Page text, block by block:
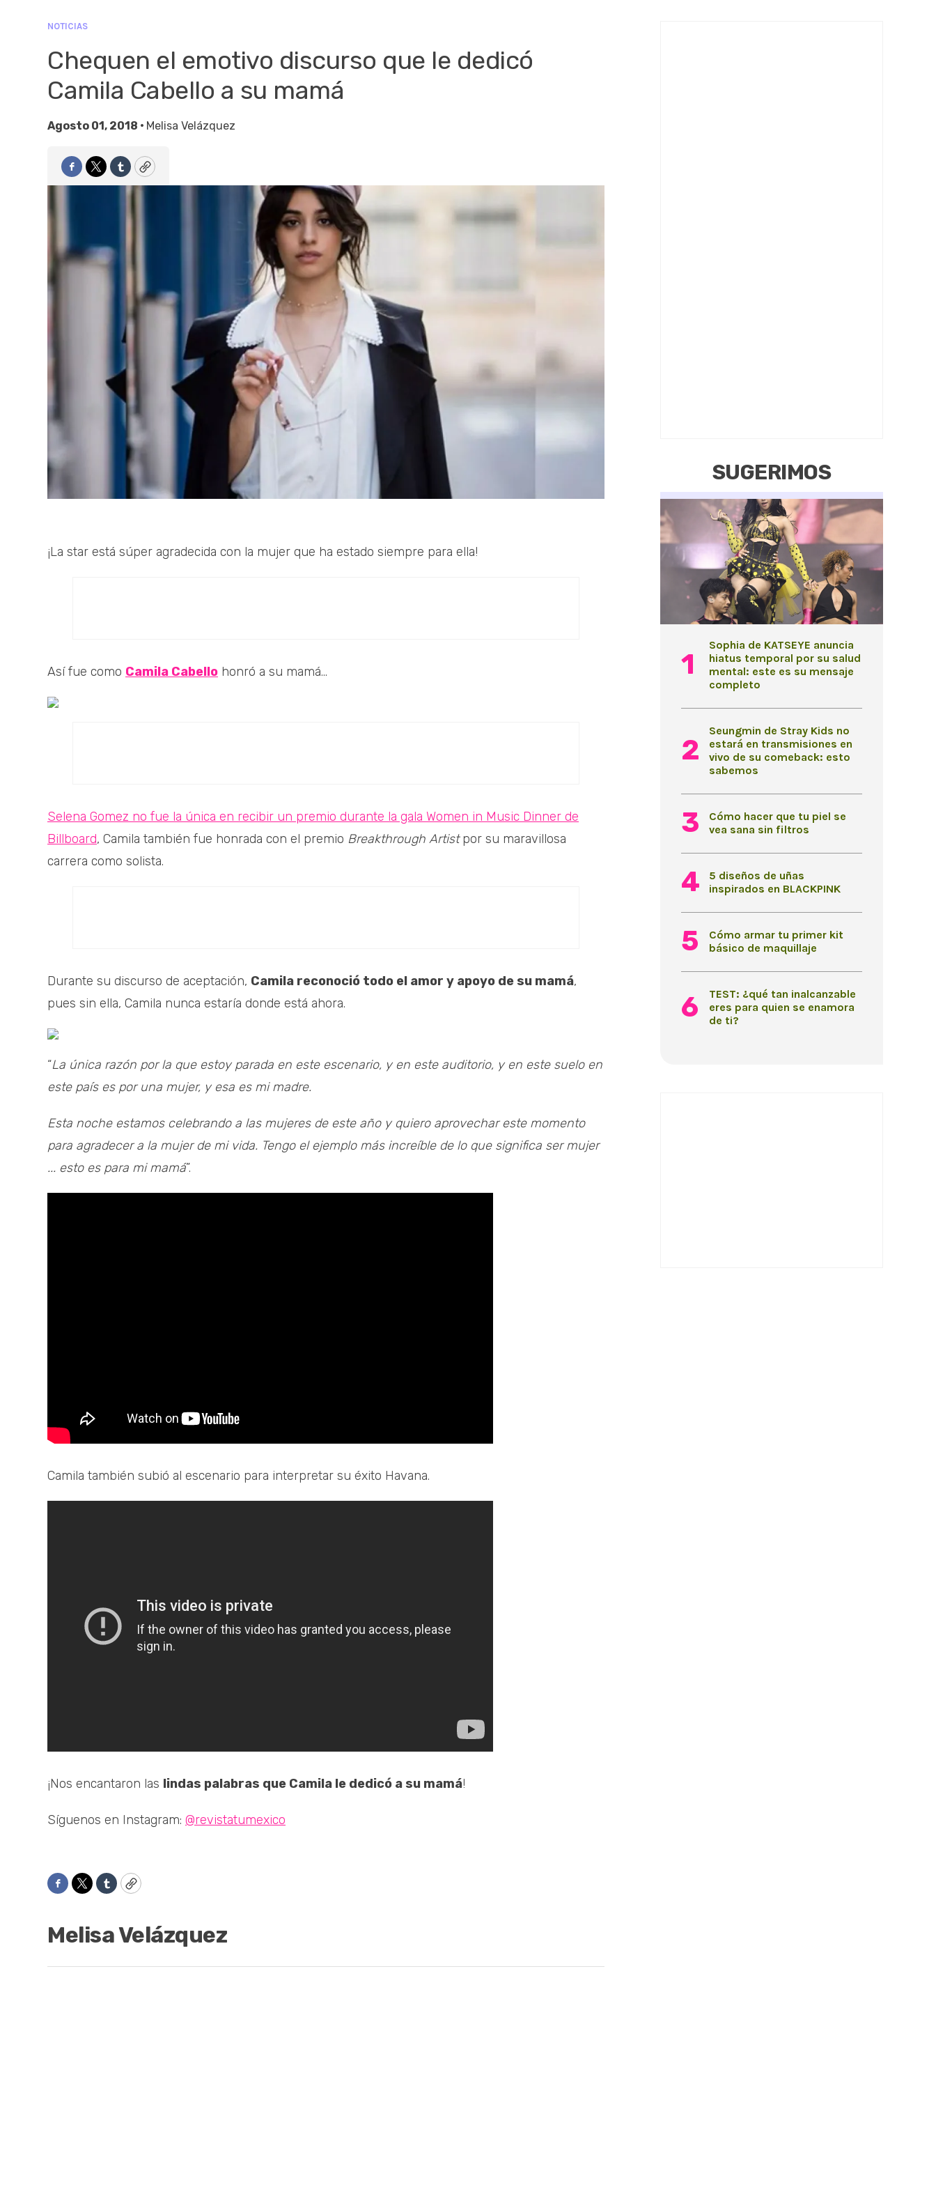
NOTICIAS
Chequen el emotivo discurso que le dedicó
Camila Cabello a su mamá
Agosto 01, 2018 • Melisa Velázquez
Facebook
TwitterTumblrCopy
¡La star está súper agradecida con la mujer que ha estado siempre para ella!
Así fue como Camila Cabello honró a su mamá...
Selena Gomez no fue la única en recibir un premio durante la gala Women in Music Dinner de
Billboard, Camila también fue honrada con el premio Breakthrough Artistpor su maravillosa
carrera como solista.
Durante su discurso de aceptación, Camila reconoció todo el amor y apoyo de su mamá,
pues sin ella, Camila nunca estaría donde está ahora.
“La única razón por la que estoy parada en este escenario, y en este auditorio, y en este suelo en
este país es por una mujer, y esa es mi madre.
Esta noche estamos celebrando a las mujeres de este año y quiero aprovechar este momento
para agradecer a la mujer de mi vida. Tengo el ejemplo más increíble de lo que significa ser mujer
... esto es para mi mamá”.
Camila también subió al escenario para interpretar su éxito Havana.
¡Nos encantaron las lindas palabras que Camila le dedicó a su mamá!
Síguenos en Instagram: @revistatumexico
Facebook
TwitterTumblrCopy
Melisa Velázquez
SUGERIMOS
Sophia de KATSEYE anuncia
hiatus temporal por su salud
mental: este es su mensaje
completo
Seungmin de Stray Kids no
estará en transmisiones en
vivo de su comeback: esto
sabemos
Cómo hacer que tu piel se
vea sana sin filtros
5 diseños de uñas
inspirados en BLACKPINK
Cómo armar tu primer kit
básico de maquillaje
TEST: ¿qué tan inalcanzable
eres para quien se enamora
de ti?